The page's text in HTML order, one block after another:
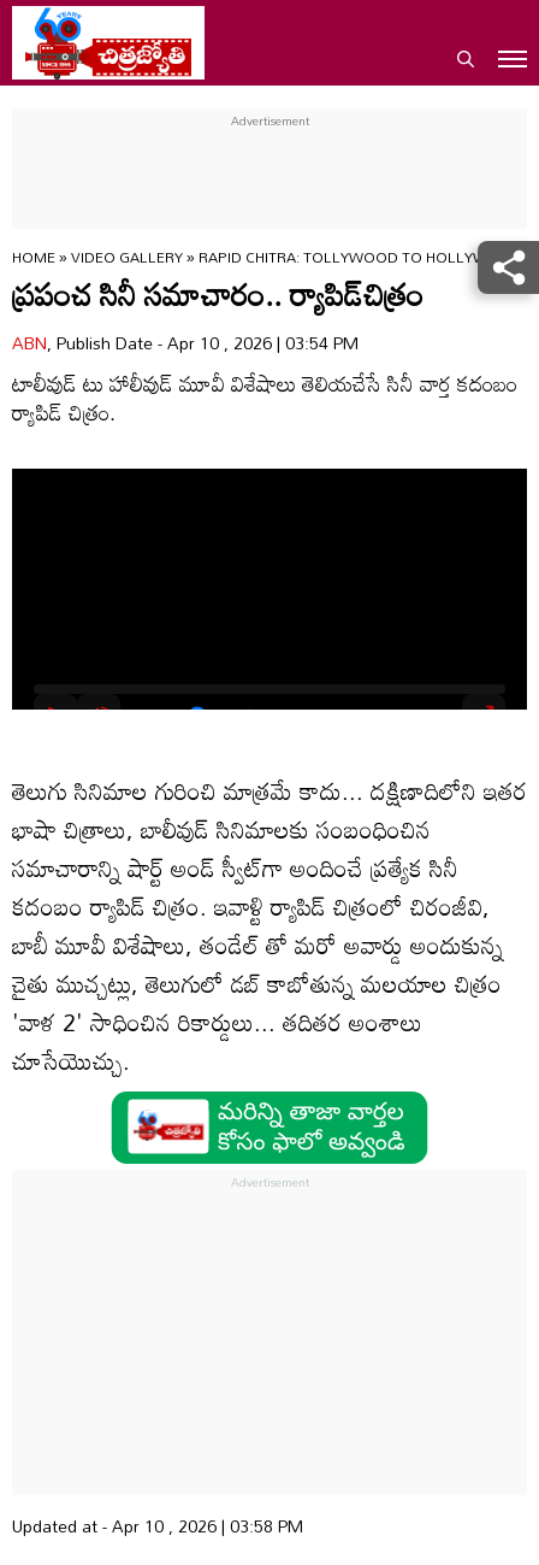
HOME»VIDEO GALLERY»RAPID CHITRA: TOLLYWOOD TO HOLLYWOOD
ప్రపంచ సినీ సమాచారం.. ర్యాపిడ్‌చిత్రం
ABN, Publish Date - Apr 10 , 2026 | 03:54 PM
టాలీవుడ్‌ టు హాలీవుడ్‌ మూవీ విశేషాలు తెలియచేసే సినీ వార్త కదంబం
ర్యాపిడ్‌ చిత్రం.
తెలుగు సినిమాల గురించి మాత్రమే కాదు... దక్షిణాదిలోని ఇతర
భాషా చిత్రాలు, బాలీవుడ్‌ సినిమాలకు సంబంధించిన
సమాచారాన్ని షార్ట్ అండ్ స్వీట్‌గా అందించే ప్రత్యేక సినీ
కదంబం ర్యాపిడ్ చిత్రం. ఇవాళ్టి ర్యాపిడ్‌ చిత్రంలో చిరంజీవి,
బాబీ మూవీ విశేషాలు, తండేల్‌ తో మరో అవార్డు అందుకున్న
చైతు ముచ్చట్లు, తెలుగులో డబ్‌ కాబోతున్న మలయాల చిత్రం
'వాళ 2' సాధించిన రికార్డులు... తదితర అంశాలు
చూసేయొచ్చు.
Updated at - Apr 10 , 2026 | 03:58 PM